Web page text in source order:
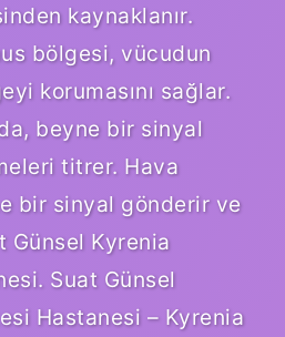
kaynaklanır.
bölgesi, vücudun
korumasını sağlar.
beyne bir sinyal
titrer. Hava
bir sinyal gönderir ve
Günsel Kyrenia
Suat Günsel
Hastanesi – Kyrenia